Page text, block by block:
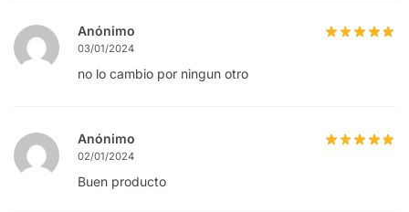
Anónimo
03/01/2024
no lo cambio por ningun otro
Anónimo
02/01/2024
Buen producto